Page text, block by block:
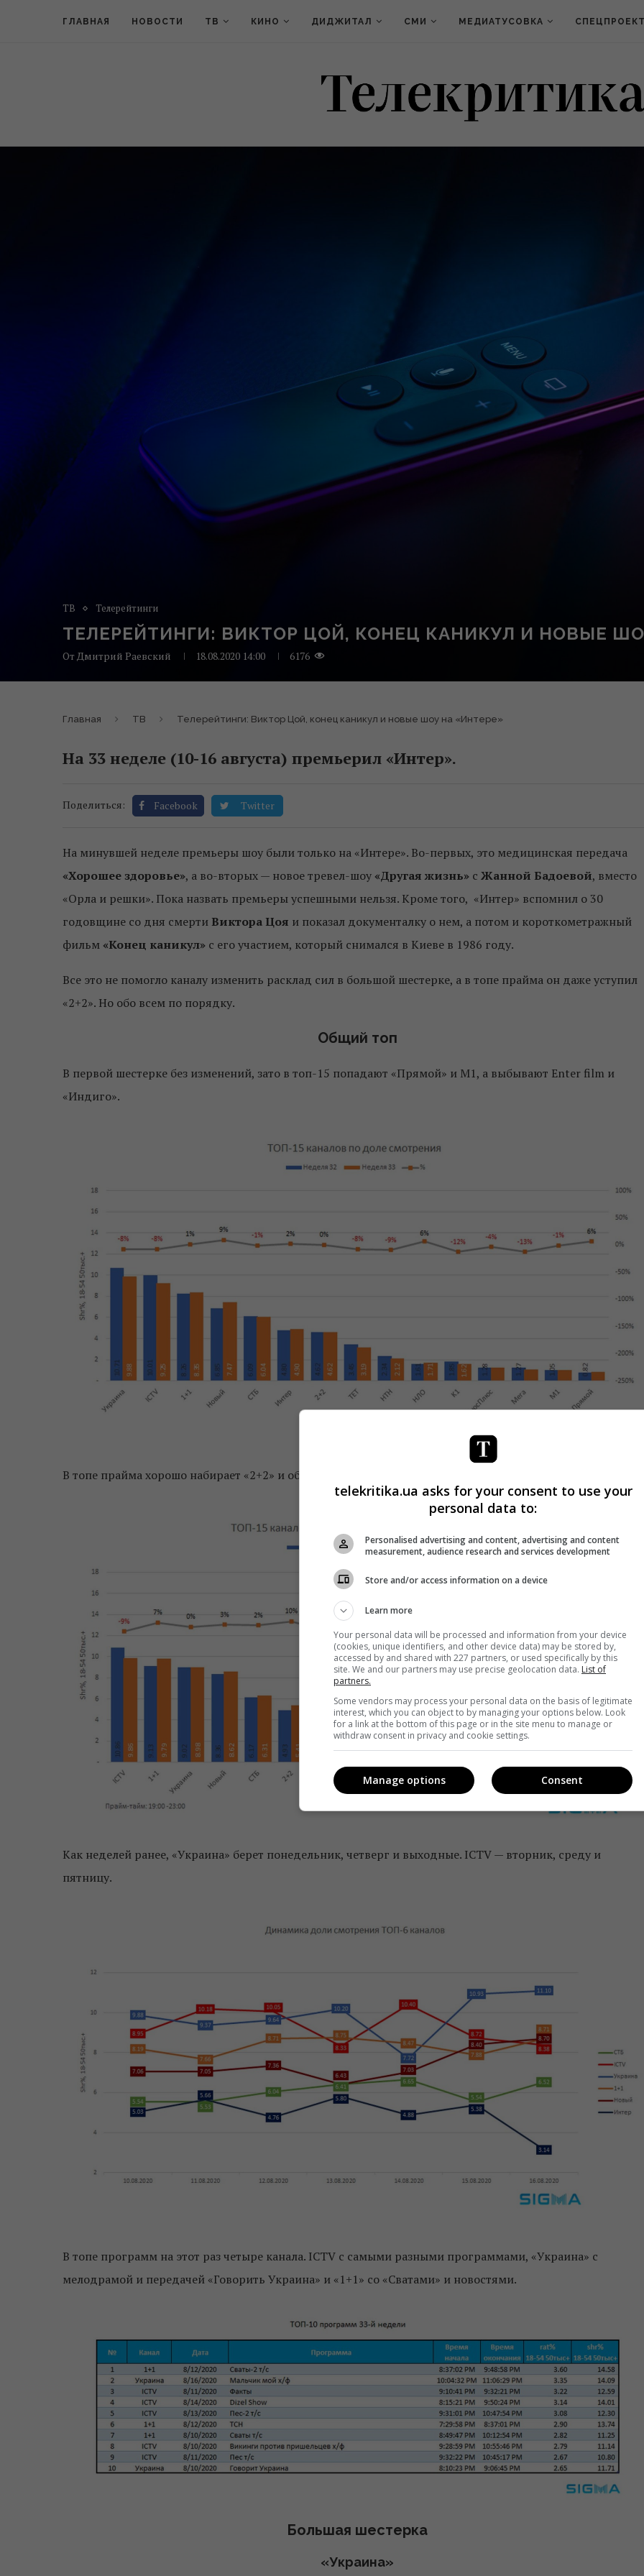
ГЛАВНАЯ НОВОСТИ ТВ КИНО ДИДЖИТАЛ СМИ МЕДИАТУСОВКА
ТВ Телерейтинги
ТЕЛЕРЕЙТИНГИ: ВИКТОР ЦОЙ, КОНЕЦ КАНИКУЛ И НОВЫЕ
ОтДмитрий Раевский 18.08.2020 14:00 6176
Главная ТВ Телерейтинги: Виктор Цой, конец каникул и новые шоу на «Интере»
На 33 неделе (10-16 августа) премьерил «Интер».
Поделиться: Facebook Twitter
На минувшей неделе премьеры шоу были только на «Интере». Во-первых, это медицинская передача
«Хорошее здоровье», а во-вторых — новое тревел-шоу «Другая жизнь» с Жанной Бадоевой, вместо
«Орла и решки». Пока назвать премьеры успешными нельзя. Кроме того, «Интер» вспомнил о 30
годовщине со дня смерти Виктора Цоя и показал документалку о нем, а потом и короткометражный
фильм «Конец каникул» с его участием, который снимался в Киеве в 1986 году.
Все это не помогло каналу изменить расклад сил в большой шестерке, а в топе прайма он даже уступил
«2+2». Но обо всем по порядку.
Общий топ
В первой шестерке без изменений, зато в топ-15 попадают «Прямой» и М1, а выбывают Enter film и
«Индиго».
В топе прайма хорошо набирает «2+2» и обходит «Интер». Кроме того, в топ попали М1 и «Солнце».
Как неделей ранее, «Украина» берет понедельник, четверг и выходные. ICTV — вторник, среду и
пятницу.
В топе программ на этот раз четыре канала. ICTV с самыми разными программами, «Украина» с
мелодрамой и передачей «Говорить Украина» и «1+1» со «Сватами» и новостями.
Большая шестерка
«Украина»
telekritika.ua asks for your consent to use your
personal data to:
Personalised advertising and content, advertising and content
measurement, audience research and services development
Store and/or access information on a device
Learn more
Your personal data will be processed and information from your device
(cookies, unique identifiers, and other device data) may be stored by,
accessed by and shared with 227 partners, or used specifically by this
site. We and our partners may use precise geolocation data. List of
partners.
Some vendors may process your personal data on the basis of legitimate
interest, which you can object to by managing your options below. Look
for a link at the bottom of this page or in the site menu to manage or
withdraw consent in privacy and cookie settings.
Consent
Manage options